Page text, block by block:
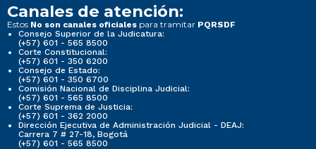
Canales de atención:
Estos No son canales oficiales para tramitar PQRSDF
Consejo Superior de la Judicatura:
(+57) 601 - 565 8500
Corte Constitucional:
(+57) 601 - 350 6200
Consejo de Estado:
(+57) 601 - 350 6700
Comisión Nacional de Disciplina Judicial:
(+57) 601 - 565 8500
Corte Suprema de Justicia:
(+57) 601 - 362 2000
Dirección Ejecutiva de Administración Judicial - DEAJ:
Carrera 7 # 27-18, Bogotá
(+57) 601 - 565 8500